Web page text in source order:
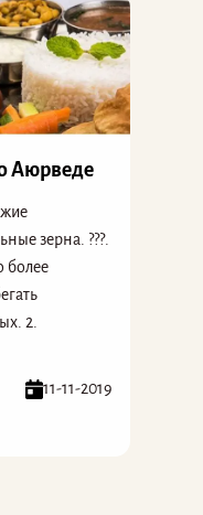
Аюрведе
зерна. ???.
более
2.
11-11-2019